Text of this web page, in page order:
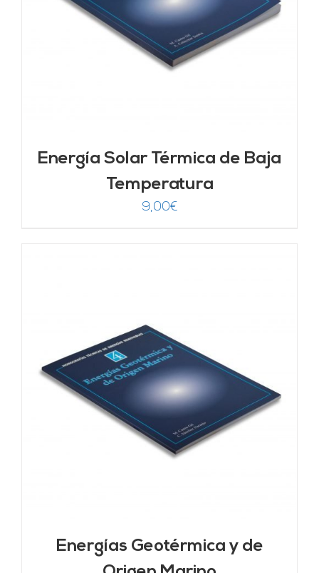
Energía Solar Térmica de Baja
Temperatura
9,00€
Energías Geotérmica y de